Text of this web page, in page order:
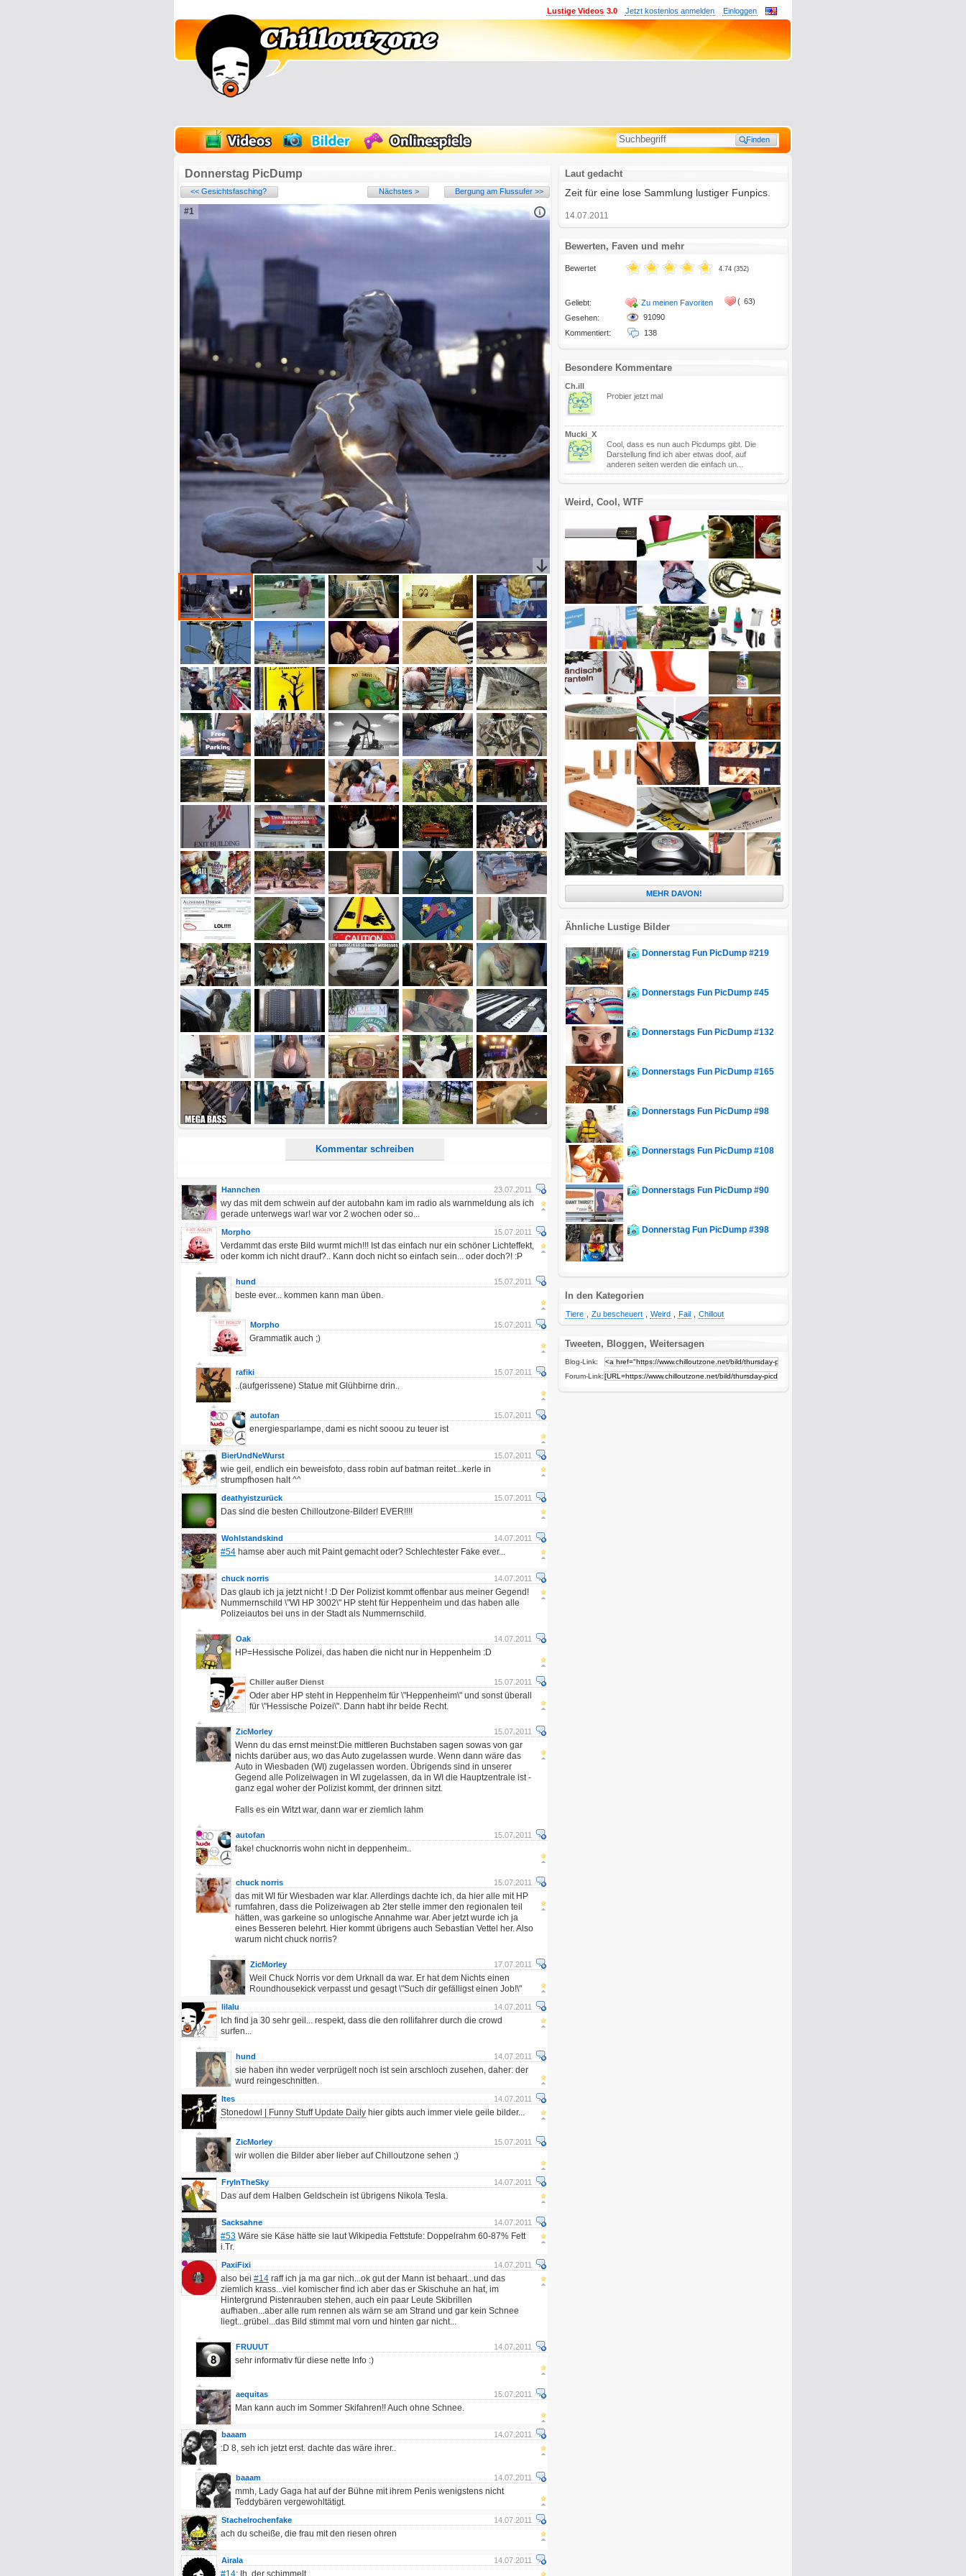
Einloggen
Jetzt kostenlos anmelden
Lustige Videos 3.0
Donnerstag PicDump
<< Gesichtsfasching? Nächstes > Bergung am Flussufer >>
#1
Kommentar schreiben
Name:
E-Mail-Adresse (optional):
Kommentar:
Alle HTML-Tags außer <br>, <strike> und <i> werden aus Deinem Kommentar entfernt.
URLs werden automatisch umgewandelt. Bitte verwende "www." oder "http://" in URLs
Ich möchte eine E-Mail, wenn zu meinem Kommentar Antworten erscheinen.
Ich möchte eine E-Mail, wenn auf dieser Seite weitere Kommentare erscheinen.
23.07.2011
Hannchen
wy das mit dem schwein auf der autobahn kam im radio als warnmeldung als ich
gerade unterwegs war! war vor 2 wochen oder so...
15.07.2011
Morpho
Verdammt das erste Bild wurmt mich!!! Ist das einfach nur ein schöner Lichteffekt,
oder komm ich nicht drauf?.. Kann doch nicht so einfach sein... oder doch?! :P
15.07.2011
hund
beste ever... kommen kann man üben.
15.07.2011
Morpho
Grammatik auch ;)
15.07.2011
rafiki
..(aufgerissene) Statue mit Glühbirne drin..
15.07.2011
autofan
energiesparlampe, dami es nicht sooou zu teuer ist
15.07.2011
BierUndNeWurst
wie geil, endlich ein beweisfoto, dass robin auf batman reitet...kerle in
strumpfhosen halt ^^
15.07.2011
deathyistzurück
Das sind die besten Chilloutzone-Bilder! EVER!!!!
14.07.2011
Wohlstandskind
#54 hamse aber auch mit Paint gemacht oder? Schlechtester Fake ever...
14.07.2011
chuck norris
Das glaub ich ja jetzt nicht ! :D Der Polizist kommt offenbar aus meiner Gegend!
Nummernschild \"WI HP 3002\" HP steht für Heppenheim und das haben alle
Polizeiautos bei uns in der Stadt als Nummernschild.
14.07.2011
Oak
HP=Hessische Polizei, das haben die nicht nur in Heppenheim :D
15.07.2011
Chiller außer Dienst
Oder aber HP steht in Heppenheim für \"Heppenheim\" und sonst überall
für \"Hessische Poizei\". Dann habt ihr beide Recht.
15.07.2011
ZicMorley
Wenn du das ernst meinst:Die mittleren Buchstaben sagen sowas von gar
nichts darüber aus, wo das Auto zugelassen wurde. Wenn dann wäre das
Auto in Wiesbaden (WI) zugelassen worden. Übrigends sind in unserer
Gegend alle Polizeiwagen in WI zugelassen, da in WI die Hauptzentrale ist -
ganz egal woher der Polizist kommt, der drinnen sitzt.
Falls es ein Witzt war, dann war er ziemlich lahm
15.07.2011
autofan
fake! chucknorris wohn nicht in deppenheim..
15.07.2011
chuck norris
das mit WI für Wiesbaden war klar. Allerdings dachte ich, da hier alle mit HP
rumfahren, dass die Polizeiwagen ab 2ter stelle immer den regionalen teil
hätten, was garkeine so unlogische Annahme war. Aber jetzt wurde ich ja
eines Besseren belehrt. Hier kommt übrigens auch Sebastian Vettel her. Also
warum nicht chuck norris?
17.07.2011
ZicMorley
Weil Chuck Norris vor dem Urknall da war. Er hat dem Nichts einen
Roundhousekick verpasst und gesagt \"Such dir gefälligst einen Job!\"
14.07.2011
lilalu
Ich find ja 30 sehr geil... respekt, dass die den rollifahrer durch die crowd
surfen...
14.07.2011
hund
sie haben ihn weder verprügelt noch ist sein arschloch zusehen, daher: der
wurd reingeschnitten.
14.07.2011
Ites
Stonedowl | Funny Stuff Update Daily hier gibts auch immer viele geile bilder...
15.07.2011
ZicMorley
wir wollen die Bilder aber lieber auf Chilloutzone sehen ;)
14.07.2011
FryInTheSky
Das auf dem Halben Geldschein ist übrigens Nikola Tesla.
14.07.2011
Sacksahne
#53 Wäre sie Käse hätte sie laut Wikipedia Fettstufe: Doppelrahm 60-87% Fett
i.Tr.
14.07.2011
PaxiFixi
also bei #14 raff ich ja ma gar nich...ok gut der Mann ist behaart...und das
ziemlich krass...viel komischer find ich aber das er Skischuhe an hat, im
Hintergrund Pistenrauben stehen, auch ein paar Leute Skibrillen
aufhaben...aber alle rum rennen als wärn se am Strand und gar kein Schnee
liegt...grübel...das Bild stimmt mal vorn und hinten gar nicht...
14.07.2011
FRUUUT
sehr informativ für diese nette Info :)
15.07.2011
aequitas
Man kann auch im Sommer Skifahren!! Auch ohne Schnee.
14.07.2011
baaam
:D 8, seh ich jetzt erst. dachte das wäre ihrer..
14.07.2011
baaam
mmh, Lady Gaga hat auf der Bühne mit ihrem Penis wenigstens nicht
Teddybären vergewohltätigt.
14.07.2011
Stachelrochenfake
ach du scheiße, die frau mit den riesen ohren
14.07.2011
Airala
#14: Ih, der schimmelt
Laut gedacht
Zeit für eine lose Sammlung lustiger Funpics.
14.07.2011
Bewerten, Faven und mehr
Bewertet
Geliebt:
Gesehen:
Kommentiert:
4.74 (352)
Zu meinen Favoriten
91090
138
( 63)
Besondere Kommentare
Ch.ill
Probier jetzt mal
Mucki_X
Cool, dass es nun auch Picdumps gibt. Die
Darstellung find ich aber etwas doof, auf
anderen seiten werden die einfach un...
Weird, Cool, WTF
MEHR DAVON!
Ähnliche Lustige Bilder
Donnerstag Fun PicDump #219
Donnerstags Fun PicDump #45
Donnerstags Fun PicDump #132
Donnerstags Fun PicDump #165
Donnerstags Fun PicDump #98
Donnerstags Fun PicDump #108
Donnerstags Fun PicDump #90
Donnerstag Fun PicDump #398
In den Kategorien
Tiere Zu bescheuert Weird Fail Chillout
Tweeten, Bloggen, Weitersagen
Blog-Link:
Forum-Link: